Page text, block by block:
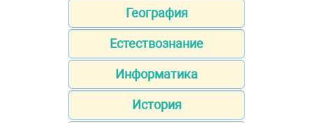
География
Естествознание
Информатика
История